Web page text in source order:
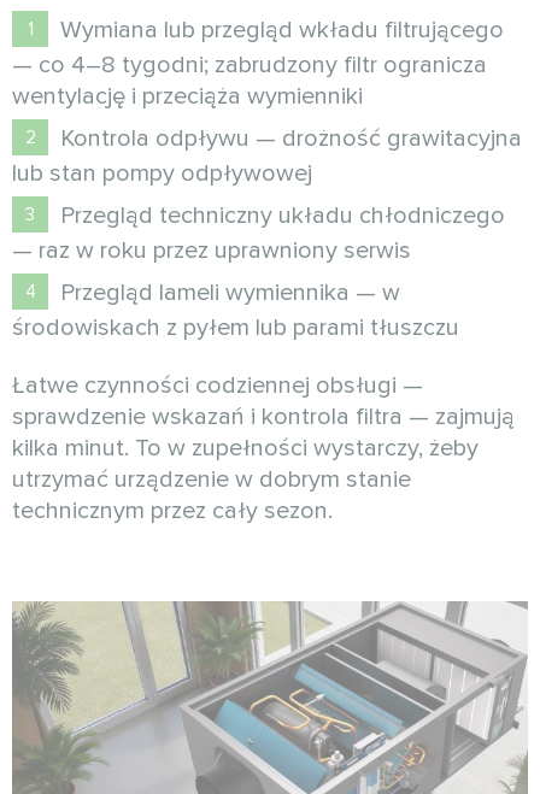
Wymiana lub przegląd wkładu filtrującego
— co 4–8 tygodni; zabrudzony filtr ogranicza
wentylację i przeciąża wymienniki
Kontrola odpływu — drożność grawitacyjna
lub stan pompy odpływowej
Przegląd techniczny układu chłodniczego
— raz w roku przez uprawniony serwis
Przegląd lameli wymiennika — w
środowiskach z pyłem lub parami tłuszczu
Łatwe czynności codziennej obsługi —
sprawdzenie wskazań i kontrola filtra — zajmują
kilka minut. To w zupełności wystarczy, żeby
utrzymać urządzenie w dobrym stanie
technicznym przez cały sezon.